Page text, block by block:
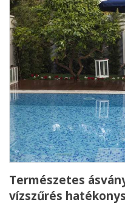
Természetes
vízszűrés